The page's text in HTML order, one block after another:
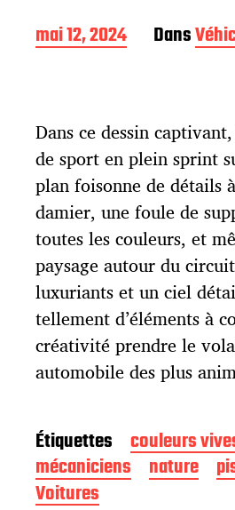
D
a
e
p
u
b
l
i
c
a
t
i
o
n
mai 12, 2024 Dans
Dans ce dessin
de sport en plein sprint
plan foisonne de détails
damier, une foule de
toutes les couleurs, et
paysage autour du
luxuriants et un ciel
tellement d’éléments à
créativité prendre le
automobile des plus
Étiquettes couleurs
mécaniciens
nature
Voitures